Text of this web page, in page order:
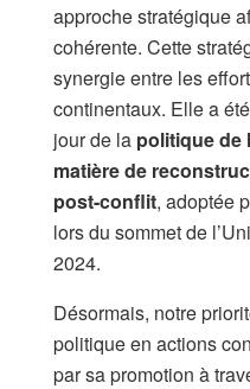
approche stratégique
cohérente. Cette
synergie entre les
continentaux. Elle a
jour de la politique de
matière de
post-conflit, adoptée
lors du sommet de
2024.
Désormais, notre
politique en actions
par sa promotion à